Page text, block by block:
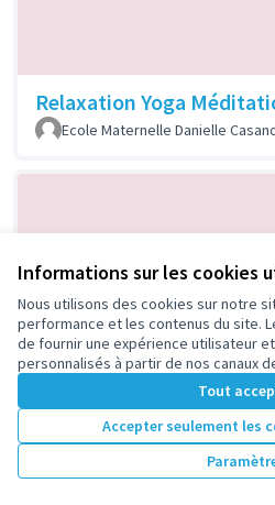
Informations sur les cookies
Nous utilisons des cookies sur notre
performance et les contenus du site.
de fournir une expérience utilisateur
personnalisés à partir de nos canaux
Tout
Accepter seulement les
Relaxation Yoga
Ecole Maternelle Danielle
Soirées découvertes